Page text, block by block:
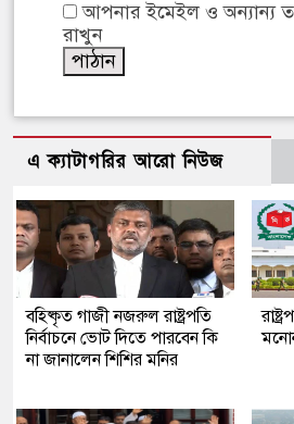
আপনার ইমেইল ও অন্যান্য
রাখুন
এ ক্যাটাগরির আরো নিউজ
বহিষ্কৃত গাজী নজরুল রাষ্ট্রপতি
নির্বাচনে ভোট দিতে পারবেন কি
না জানালেন শিশির মনির